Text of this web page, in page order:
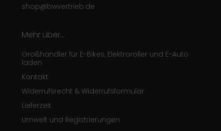
shop@bwvertrieb.de
Mehr über...
Großhändler für E-Bikes, Elektroroller und E-Auto
laden
Kontakt
Widerrufsrecht & Widerrufsformular
Lieferzeit
Umwelt und Registrierungen